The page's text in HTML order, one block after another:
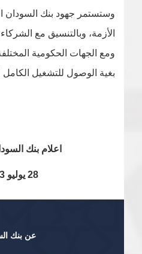
وستستمر جهود بنك السودان
الأزمة، وبالتنسيق مع
ومع الجهات الحكومية
بغية الوصول للتشغيل
اعلام بنك
28 يوليو 2023م
عن بنك